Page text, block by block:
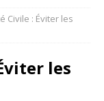
Civile : Éviter les
les